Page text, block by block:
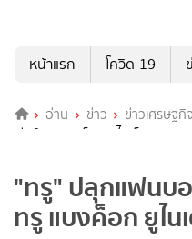
หน้าแรก
โควิด-19
อ่าน ข่าว ข่าวเศรษฐกิจ
เชียร์ ทรู แบงค็อก ยูไนเต็ด
"ทรู" ปลุกแฟนบ
ทรู แบงค็อก ยูไน